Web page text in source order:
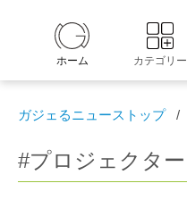
ホーム カテゴリー
ガジェるニューストップ /
#プロジェクター